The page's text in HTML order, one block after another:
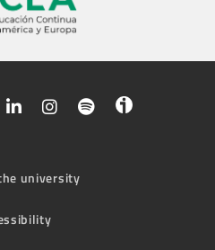
university